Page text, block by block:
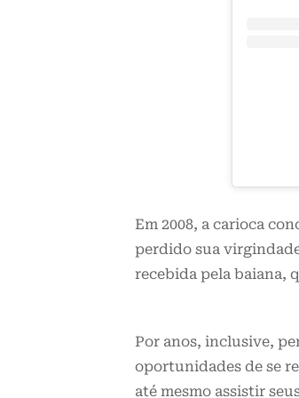
Em 2008, a carioca
perdido sua
recebida pela baiana,
Por anos, inclusive,
oportunidades de se
até mesmo assistir